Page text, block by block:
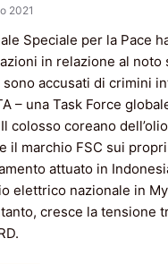
2021
Speciale per la Pace
in relazione al noto
accusati di crimini
– una Task Force
colosso coreano
il marchio FSC sui
attuato in
elettrico nazionale in
cresce la tensione